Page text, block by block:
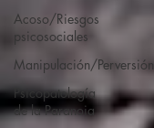
Acoso/Riesgos
psicosociales
Manipulación/Perversión
Psicopatología
de la Paranoia